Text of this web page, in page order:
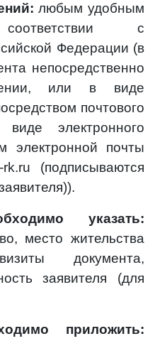
любым удобным
с
Федерации (в
непосредственно
или в виде
почтового
электронного
электронной почты
(подписываются
указать:
место жительства
документа,
заявителя (для
приложить: